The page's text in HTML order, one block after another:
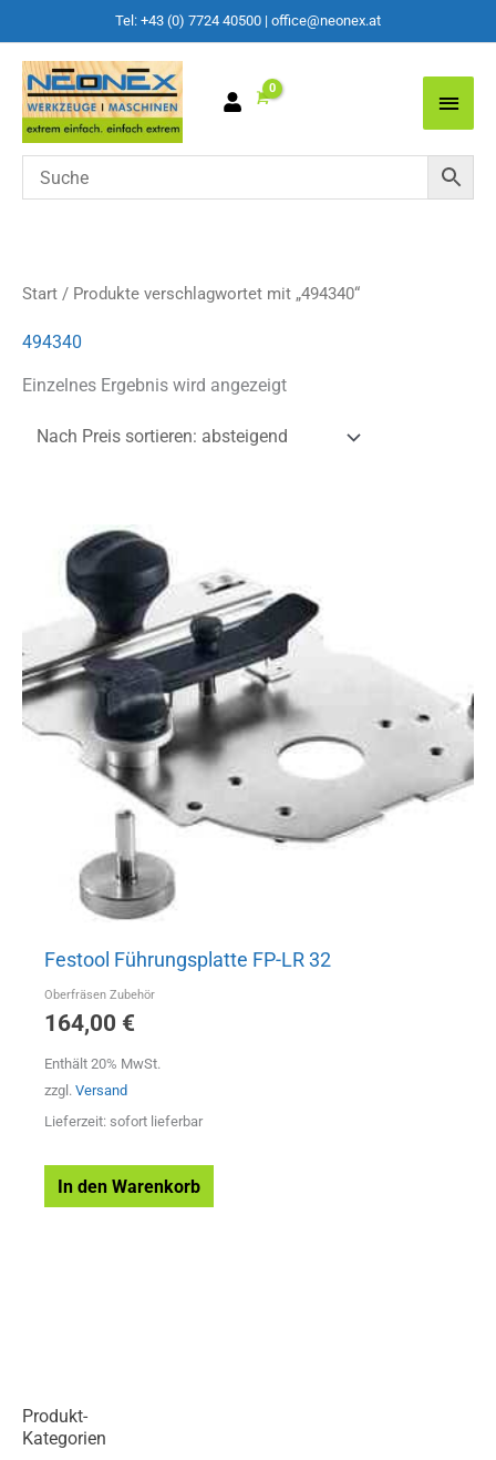
Tel: +43 (0) 7724 40500 | office@neonex.at
Main
Produkt-
Kategorien
Start / Produkte verschlagwortet mit „494340“
494340
Einzelnes Ergebnis wird angezeigt
Festool Führungsplatte FP-LR 32
Oberfräsen Zubehör
164,00 €
Enthält 20% MwSt.
zzgl. Versand
Lieferzeit: sofort lieferbar
In den Warenkorb